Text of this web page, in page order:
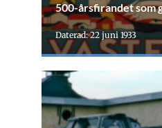
500-årsfirandet som
Daterad: 22 juni 1933